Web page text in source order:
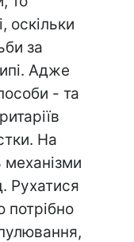
оскільки
за
Адже
- та
На
механізми
Рухатися
потрібно